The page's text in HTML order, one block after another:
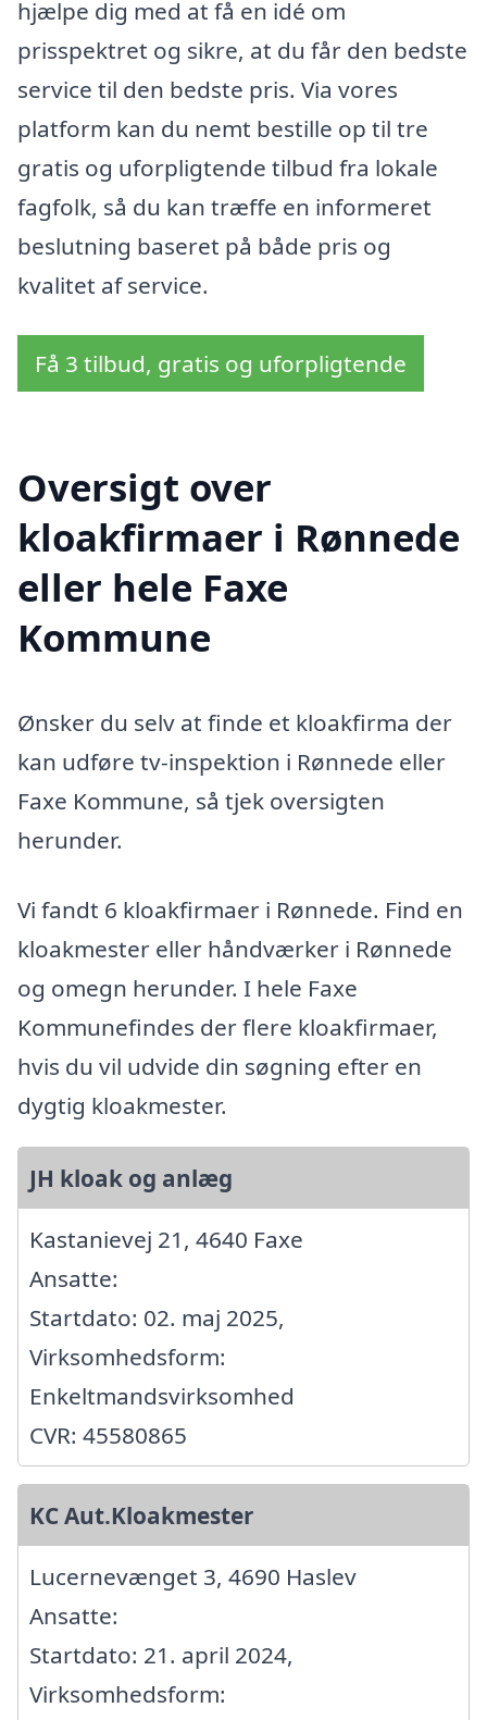
hjælpe dig med at få en idé om
prisspektret og sikre, at du får den bedste
service til den bedste pris. Via vores
platform kan du nemt bestille op til tre
gratis og uforpligtende tilbud fra lokale
fagfolk, så du kan træffe en informeret
beslutning baseret på både pris og
kvalitet af service.
Få 3 tilbud, gratis og uforpligtende
Oversigt over
kloakfirmaer i Rønnede
eller hele Faxe
Kommune
Ønsker du selv at finde et kloakfirma der
kan udføre tv-inspektion i Rønnede eller
Faxe Kommune, så tjek oversigten
herunder.
Vi fandt 6 kloakfirmaer i Rønnede. Find en
kloakmester eller håndværker i Rønnede
og omegn herunder. I hele Faxe
Kommunefindes der flere kloakfirmaer,
hvis du vil udvide din søgning efter en
dygtig kloakmester.
JH kloak og anlæg
Kastanievej 21, 4640 Faxe
Ansatte:
Startdato: 02. maj 2025,
Virksomhedsform:
Enkeltmandsvirksomhed
CVR: 45580865
KC Aut.Kloakmester
Lucernevænget 3, 4690 Haslev
Ansatte:
Startdato: 21. april 2024,
Virksomhedsform: